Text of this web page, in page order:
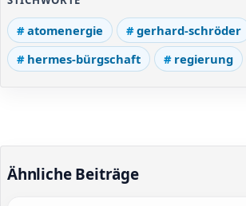
atomenergie
gerhard-schröder
hermes-bürgschaft
regierung
Ähnliche Beiträge